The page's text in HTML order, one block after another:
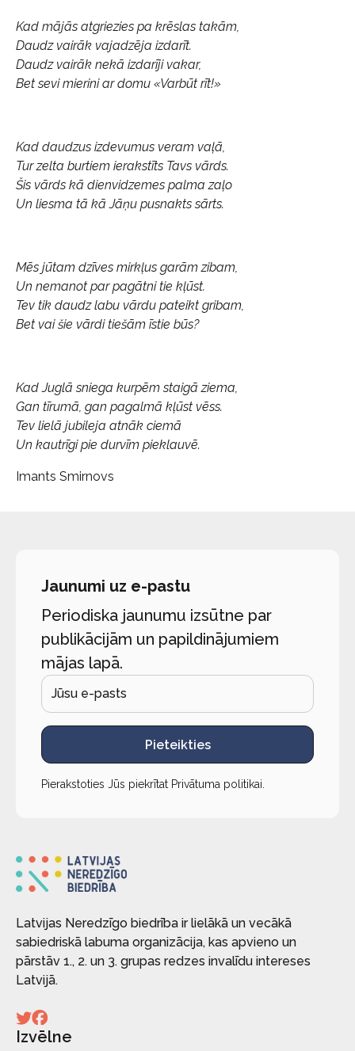
Kad mājās atgriezies pa krēslas takām,
Daudz vairāk vajadzēja izdarīt.
Daudz vairāk nekā izdarīji vakar,
Bet sevi mierini ar domu «Varbūt rīt!»
Kad daudzus izdevumus veram vaļā,
Tur zelta burtiem ierakstīts Tavs vārds.
Šis vārds kā dienvidzemes palma zaļo
Un liesma tā kā Jāņu pusnakts sārts.
Mēs jūtam dzīves mirkļus garām zibam,
Un nemanot par pagātni tie kļūst.
Tev tik daudz labu vārdu pateikt gribam,
Bet vai šie vārdi tiešām īstie būs?
Kad Juglā sniega kurpēm staigā ziema,
Gan tīrumā, gan pagalmā kļūst vēss.
Tev lielā jubileja atnāk ciemā
Un kautrīgi pie durvīm pieklauvē.
Imants Smirnovs
Jaunumi uz e-pastu
Periodiska jaunumu izsūtne par
publikācijām un papildinājumiem
mājas lapā.
Pieteikties
Pierakstoties Jūs piekrītat Privātuma politikai
Latvijas Neredzīgo biedrība ir lielākā un vecākā
sabiedriskā labuma organizācija, kas apvieno un
pārstāv 1., 2. un 3. grupas redzes invalīdu intereses
Latvijā.
Izvēlne